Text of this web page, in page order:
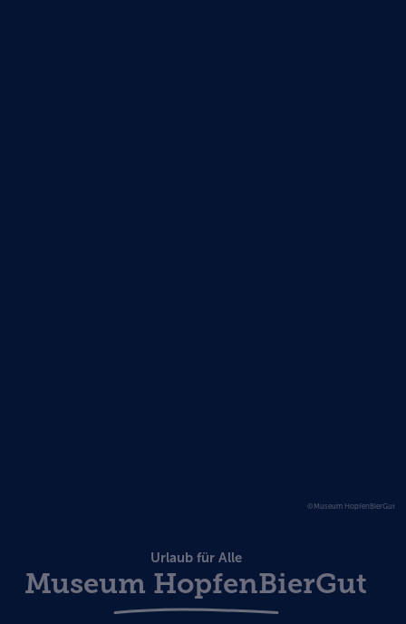
©Museum HopfenBierGut
Urlaub für Alle
Museum HopfenBierGut